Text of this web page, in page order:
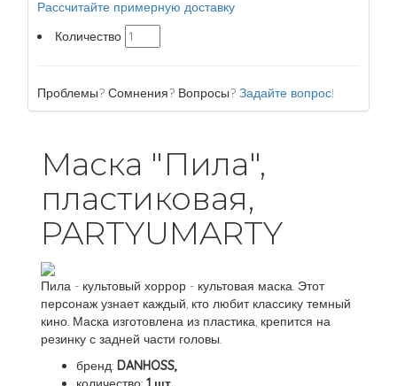
Рассчитайте примерную доставку
Количество
Проблемы? Сомнения? Вопросы? Задайте вопрос!
Маска "Пила",
пластиковая,
PARTYUMARTY
Пила - культовый хоррор - культовая маска. Этот
персонаж узнает каждый, кто любит классику темный
кино. Маска изготовлена из пластика, крепится на
резинку с задней части головы.
бренд: DANHOSS,